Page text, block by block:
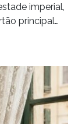
imperial,
principal…